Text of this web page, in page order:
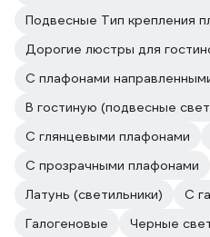
Подвесные Тип крепления
Дорогие люстры для
С плафонами
В гостиную (подвесные
С глянцевыми плафонами
С прозрачными плафонами
Латунь (светильники)
С
Галогеновые
Черные